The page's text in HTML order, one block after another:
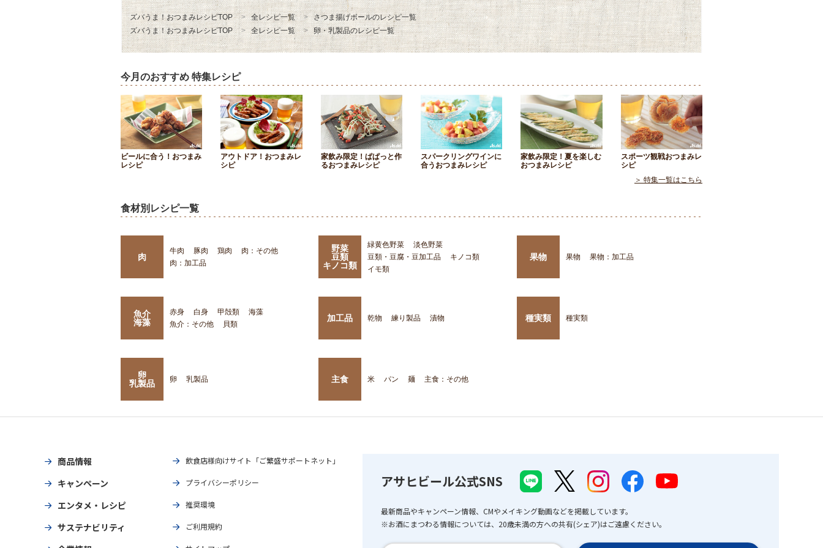
ズバうま！おつまみレシピTOP 全レシピ一覧
さつま揚げボールのレシピ一覧
ズバうま！おつまみレシピTOP
全レシピ一覧 卵・乳製品のレシピ一覧
今月のおすすめ 特集レシピ
ビールに合う！おつまみ
レシピ
アウトドア！おつまみレ
シピ
家飲み限定！ぱぱっと作
るおつまみレシピ
スパークリングワインに
合うおつまみレシピ
家飲み限定！夏を楽しむ
おつまみレシピ
スポーツ観戦おつまみレ
シピ
＞ 特集一覧はこちら
食材別レシピ一覧
肉
牛肉 豚肉 鶏肉
肉：その他
肉：加工品
野菜
豆類
キノコ類
緑黄色野菜
淡色野菜
豆類・豆腐・豆加工品
キノコ類
イモ類
果物 果物 果物：加工品
魚介
海藻
赤身 白身 甲殻類
海藻
魚介：その他
貝類
加工品 乾物 練り製品 漬物 種実類 種実類
卵
乳製品
卵 乳製品 主食 米 パン 麺 主食：その他
商品情報
キャンペーン
エンタメ・レシピ
サステナビリティ
飲食店様向けサイト「ご繁盛サポートネット」
プライバシーポリシー
推奨環境
ご利用規約
アサヒビール公式SNS
最新商品やキャンペーン情報、CMやメイキング動画などを掲載しています。
※お酒にまつわる情報については、20歳未満の方への共有(シェア)はご遠慮ください。